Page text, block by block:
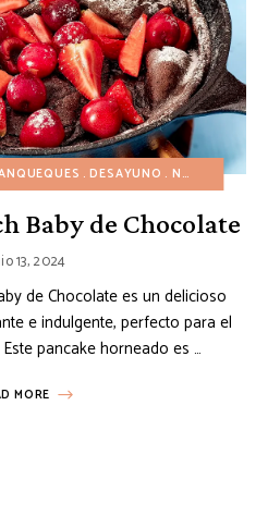
DESAYUNO NATILLAS Y PUDIN
Baby de Chocolate
13, 2024
de Chocolate es un delicioso
e indulgente, perfecto para el
pancake horneado es …
MORE